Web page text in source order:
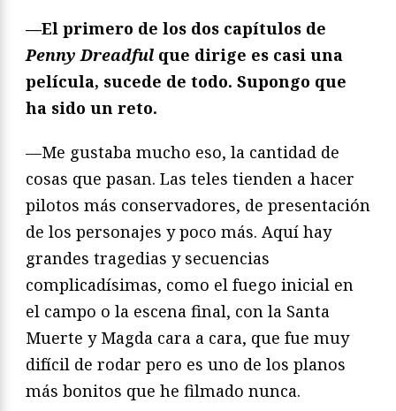
—El primero de los dos capítulos de
Penny Dreadful que dirige es casi una
película, sucede de todo. Supongo que
ha sido un reto.
—Me gustaba mucho eso, la cantidad de
cosas que pasan. Las teles tienden a hacer
pilotos más conservadores, de presentación
de los personajes y poco más. Aquí hay
grandes tragedias y secuencias
complicadísimas, como el fuego inicial en
el campo o la escena final, con la Santa
Muerte y Magda cara a cara, que fue muy
difícil de rodar pero es uno de los planos
más bonitos que he filmado nunca.